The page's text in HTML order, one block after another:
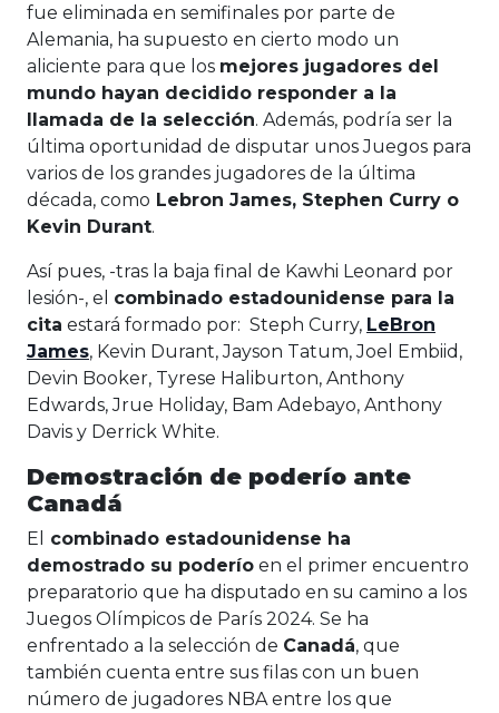
fue eliminada en semifinales por parte de
Alemania, ha supuesto en cierto modo un
aliciente para que los mejores jugadores del
mundo hayan decidido responder a la
llamada de la selección. Además, podría ser la
última oportunidad de disputar unos Juegos para
varios de los grandes jugadores de la última
década, como Lebron James, Stephen Curry o
Kevin Durant.
Así pues, -tras la baja final de Kawhi Leonard por
lesión-, el combinado estadounidense para la
cita estará formado por: Steph Curry, LeBron
James, Kevin Durant, Jayson Tatum, Joel Embiid,
Devin Booker, Tyrese Haliburton, Anthony
Edwards, Jrue Holiday, Bam Adebayo, Anthony
Davis y Derrick White.
Demostración de poderío ante
Canadá
El
combinado estadounidense ha
demostrado su poderío en el primer encuentro
preparatorio que ha disputado en su camino a los
Juegos Olímpicos de París 2024. Se ha
enfrentado a la selección de Canadá, que
también cuenta entre sus filas con un buen
número de jugadores NBA entre los que